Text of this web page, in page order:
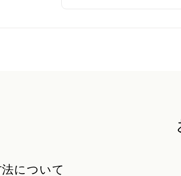
について